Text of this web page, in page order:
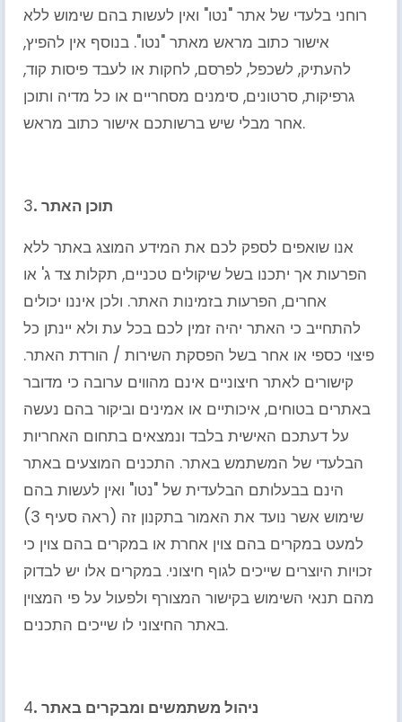
רוחני בלעדי של אתר "נטו" ואין לעשות בהם שימוש ללא
אישור כתוב מראש מאתר "נטו". בנוסף אין להפיץ,
להעתיק, לשכפל, לפרסם, לחקות או לעבד פיסות קוד,
גרפיקות, סרטונים, סימנים מסחריים או כל מדיה ותוכן
אחר מבלי שיש ברשותכם אישור כתוב מראש.
3 . תוכן האתר
אנו שואפים לספק לכם את המידע המוצג באתר ללא
הפרעות אך יתכנו בשל שיקולים טכניים, תקלות צד ג' או
אחרים, הפרעות בזמינות האתר. ולכן איננו יכולים
להתחייב כי האתר יהיה זמין לכם בכל עת ולא יינתן כל
פיצוי כספי או אחר בשל הפסקת השירות / הורדת האתר.
קישורים לאתר חיצוניים אינם מהווים ערובה כי מדובר
באתרים בטוחים, איכותיים או אמינים וביקור בהם נעשה
על דעתכם האישית בלבד ונמצאים בתחום האחריות
הבלעדי של המשתמש באתר. התכנים המוצעים באתר
הינם בבעלותם הבלעדית של "נטו" ואין לעשות בהם
שימוש אשר נועד את האמור בתקנון זה (ראה סעיף 3)
למעט במקרים בהם צוין אחרת או במקרים בהם צוין כי
זכויות היוצרים שייכים לגוף חיצוני. במקרים אלו יש לבדוק
מהם תנאי השימוש בקישור המצורף ולפעול על פי המצוין
באתר החיצוני לו שייכים התכנים.
4 . ניהול משתמשים ומבקרים באתר